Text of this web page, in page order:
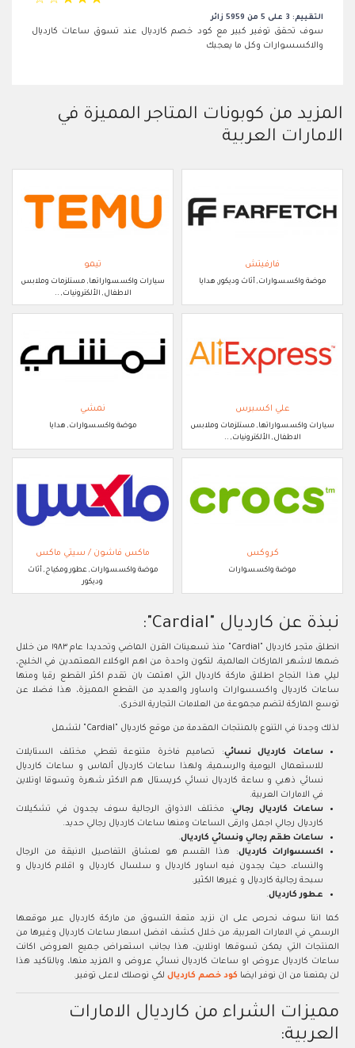
التقييم: 3 على 5 من 5959 زائر
سوف تحقق توفير كبير مع كود خصم كارديال عند تسوق ساعات كارديال
والاكسسوارات وكل ما يعجبك
المزيد من كوبونات المتاجر المميزة في
الامارات العربية
فارفيتش
موضة واكسسوارات, أثاث وديكور, هدايا
تيمو
سيارات واكسسواراتها, مستلزمات وملابس
الاطفال, الألكترونيات, ..
علي اكسبرس
سيارات واكسسواراتها, مستلزمات وملابس
الاطفال, الألكترونيات, ..
نمشي
موضة واكسسوارات, هدايا
كروكس
موضة واكسسوارات
ماكس فاشون / سيتي ماكس
موضة واكسسوارات, عطور ومكياج, أثاث
وديكور
نبذة عن كارديال "Cardial":
انطلق متجر كارديال "Cardial" منذ تسعينات القرن الماضي وتحديدا عام ١٩٨٣ من خلال
ضمها لاشهر الماركات العالمية، لتكون واحدة من اهم الوكلاء المعتمدين في الخليج،
ليلي هذا النجاح اطلاق ماركة كارديال التي اهتمت بان تقدم اكثر القطع رقيا ومنها
ساعات كارديال واكسسوارات واساور والعديد من القطع المميزة، هذا فضلا عن
توسع الماركة لتضم مجموعة من العلامات التجارية الاخرى.
لذلك وجدنا في التنوع بالمنتجات المقدمة من موقع كارديال "Cardial" لتشمل
ساعات كارديال نسائي: تصاميم فاخرة متنوعة تغطي مختلف الستايلات
للاستعمال اليومية والرسمية، ولهذا ساعات كارديال ألماس و ساعات كارديال
نسائي ذهبي و ساعة كارديال نسائي كريستال هم الاكثر شهرة وتسوقا اونلاين
في الامارات العربية.
ساعات كارديال رجالي: مختلف الاذواق الرجالية سوف يجدون في تشكيلات
كارديال رجالي اجمل وارقى الساعات ومنها ساعات كارديال رجالي حديد.
ساعات طقم رجالي ونسائي كارديال.
اكسسوارات كارديال: هذا القسم هو لعشاق التفاصيل الانيقة من الرجال
والنساء، حيث يجدون فيه اساور كارديال و سلسال كارديال و اقلام كارديال و
سبحة رجالية كارديال و غيرها الكثير.
عطور كارديال.
كما اننا سوف نحرص على ان نزيد متعة التسوق من ماركة كارديال عبر موقعها
الرسمي في الامارات العربية، من خلال كشف افضل اسعار ساعات كارديال وغيرها من
المنتجات التي يمكن تسوقها اونلاين، هذا بجانب استعراض جميع العروض اكانت
ساعات كارديال عروض او ساعات كارديال نسائي عروض و المزيد منها، وبالتاكيد هذا
لن يمنعنا من ان نوفر ايضا كود خصم كارديال لكي نوصلك لاعلى توفير.
مميزات الشراء من كارديال الامارات
العربية: